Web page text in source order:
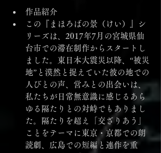
作品紹介
この『まほろばの景（けい）』シ
リーズは、2017年7月の宮城県仙
台市での滞在制作からスタートし
ました。東日本大震災以降、“被災
地”と漠然と捉えていた彼の地での
人びとの声、営みとの出会いは、
私たちが日常無意識に感じるあら
ゆる隔たりとの対峙でもありまし
た。隔たりを超え「交ざりあう」
ことをテーマに東京・京都での朗
読劇、広島での短編と連作を重